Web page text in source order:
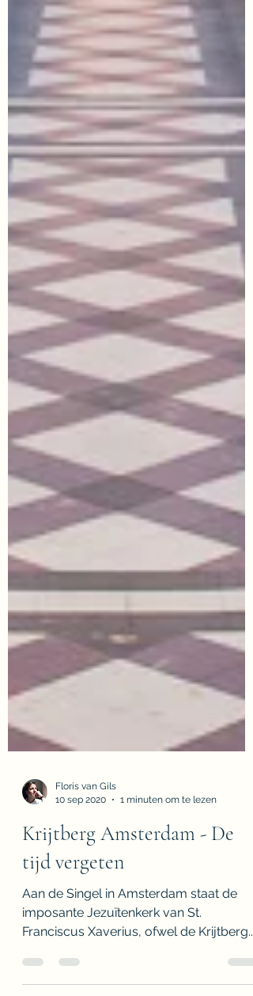
10 sep 2020
1 minuten om te lezen
Krijtberg Amsterdam - De
tijd vergeten
Aan de Singel in Amsterdam staat de
Franciscus Xaverius, ofwel de Krijtberg.
Het is een van de best...